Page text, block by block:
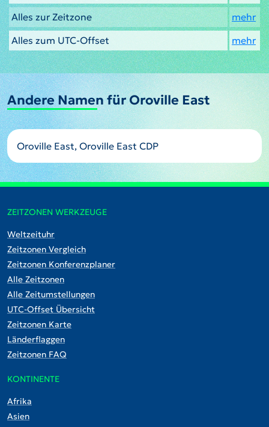
Alles zur Zeitzone
mehr
Alles zum UTC-Offset
mehr
Andere Namen für Oroville East
Oroville East, Oroville East CDP
ZEITZONEN WERKZEUGE
Weltzeituhr
Zeitzonen Vergleich
Zeitzonen Konferenzplaner
Alle Zeitzonen
Alle Zeitumstellungen
UTC-Offset Übersicht
Zeitzonen Karte
Länderflaggen
Zeitzonen FAQ
KONTINENTE
Afrika
Asien